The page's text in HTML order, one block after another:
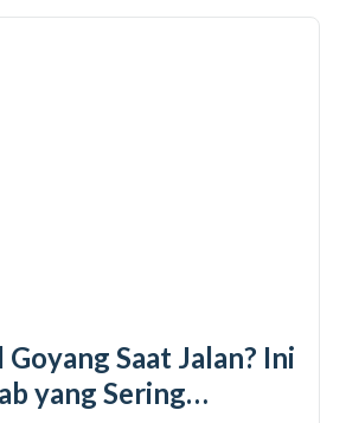
Saat Jalan? Ini
yang Sering